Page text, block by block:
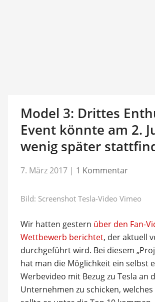
Model 3: Drittes
Event könnte am 2.
wenig später
7. März 2017 | 1 Kommentar
Bild: Screenshot Tesla-Video Vimeo
Wir hatten gestern über den Fan-
Wettbewerb berichtet, der aktuell
durchgeführt wird. Bei diesem
hat man die Möglichkeit ein selbst
Werbevideo mit Bezug zu Tesla an
Unternehmen zu schicken,